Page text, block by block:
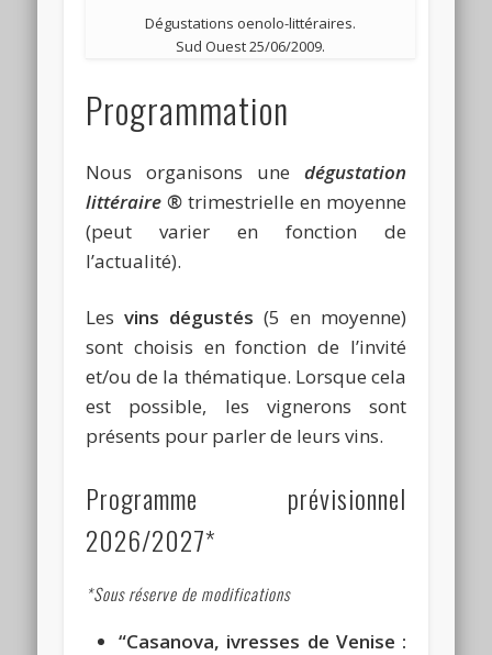
Dégustations oenolo-littéraires.
Sud Ouest 25/06/2009.
Programmation
Nous organisons une dégustation
littéraire ® trimestrielle en moyenne
(peut varier en fonction de
l’actualité).
Lesvins dégustés (5 en moyenne)
sont choisis en fonction de l’invité
et/ou de la thématique. Lorsque cela
est possible, les vignerons sont
présents pour parler de leurs vins.
Programme prévisionnel
2026/2027*
*Sous réserve de modifications
“Casanova, ivresses de Venise :